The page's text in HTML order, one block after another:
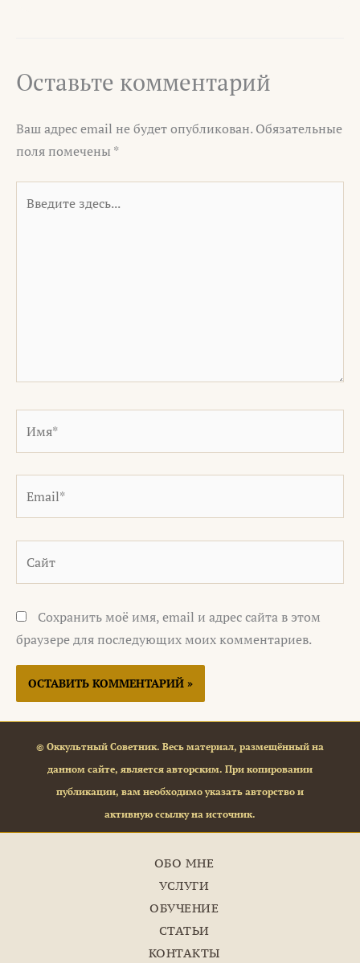
Оставьте комментарий
Ваш адрес email не будет опубликован. Обязательные
поля помечены *
здесь...
Сохранить моё имя, email и адрес сайта в этом
браузере для последующих моих комментариев.
© Оккультный Советник. Весь материал, размещённый на
данном сайте, является авторским. При копировании
публикации, вам необходимо указать авторство и
активную ссылку на источник.
ОБО МНЕ
УСЛУГИ
ОБУЧЕНИЕ
СТАТЬИ
КОНТАКТЫ